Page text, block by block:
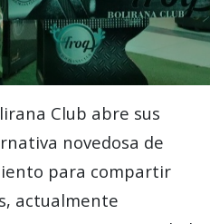
Club abre sus
novedosa de
para compartir
actualmente